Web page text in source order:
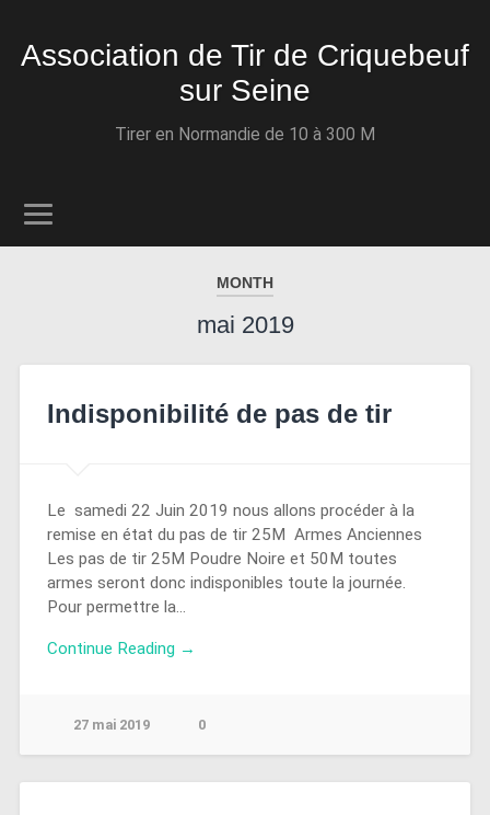
Association de Tir de Criquebeuf
sur Seine
Tirer en Normandie de 10 à 300 M
MONTH
mai 2019
Indisponibilité de pas de tir
Le samedi 22 Juin 2019 nous allons procéder à la
remise en état du pas de tir 25M Armes Anciennes
Les pas de tir 25M Poudre Noire et 50M toutes
armes seront donc indisponibles toute la journée.
Pour permettre la…
Continue Reading →
27 mai 2019 0